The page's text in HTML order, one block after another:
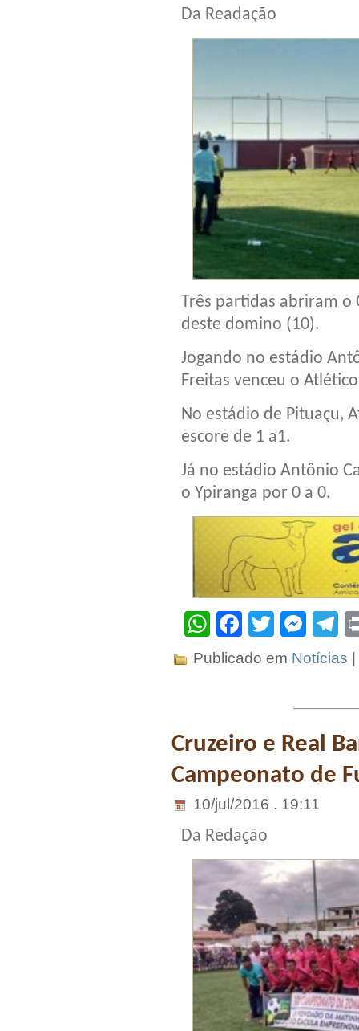
Da Readação
Três partidas abriram o
deste domino (10).
Jogando no estádio
Freitas venceu o
No estádio de Pituaçu,
escore de 1 a1.
Já no estádio Antônio
o Ypiranga por 0 a 0.
WhatsApp
Facebook
Twitter
Publicado em Notícias |
Cruzeiro e Real
Campeonato de
10/jul/2016 . 19:11
Da Redação